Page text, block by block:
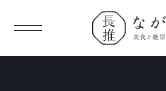
ながお